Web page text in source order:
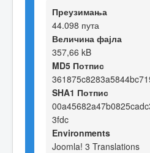
Преузимања
44.098 пута
Величина фајла
357,66 kB
MD5 Потпис
SHA1 Потпис
3fdc
Environments
Joomla! 3 Translations